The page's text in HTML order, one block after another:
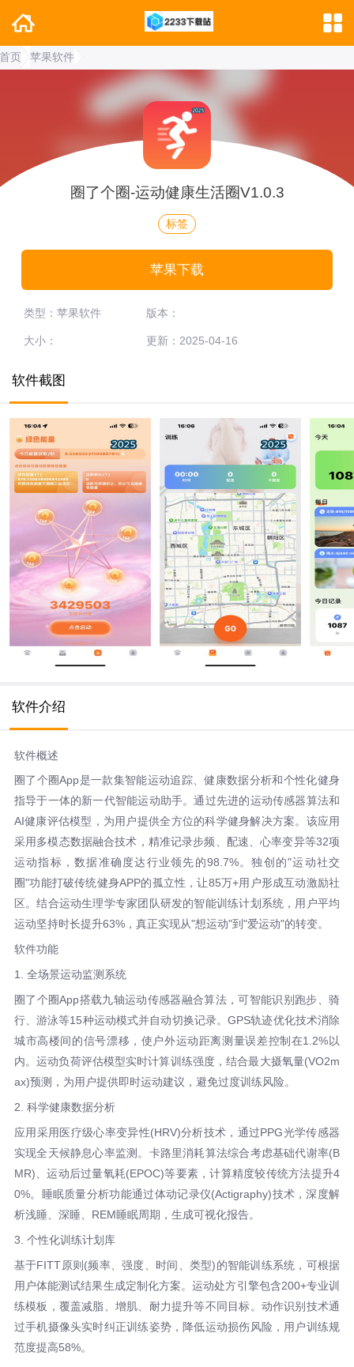
页 苹果软件
圈了个圈-运动健康生活圈V1.0.3
标签
苹果下载
类型：苹果软件 版本：
大小： 更新：2025-04-16
软件截图
软件介绍
软件概述
圈了个圈App是一款集智能运动追踪、健康数据分析和个性化健身
指导于一体的新一代智能运动助手。通过先进的运动传感器算法和
AI健康评估模型，为用户提供全方位的科学健身解决方案。该应用
采用多模态数据融合技术，精准记录步频、配速、心率变异等32项
运动指标，数据准确度达行业领先的98.7%。独创的"运动社交
圈"功能打破传统健身APP的孤立性，让85万+用户形成互动激励社
区。结合运动生理学专家团队研发的智能训练计划系统，用户平均
运动坚持时长提升63%，真正实现从"想运动"到"爱运动"的转变。
软件功能
1. 全场景运动监测系统
圈了个圈App搭载九轴运动传感器融合算法，可智能识别跑步、骑
行、游泳等15种运动模式并自动切换记录。GPS轨迹优化技术消除
城市高楼间的信号漂移，使户外运动距离测量误差控制在1.2%以
内。运动负荷评估模型实时计算训练强度，结合最大摄氧量(VO2m
ax)预测，为用户提供即时运动建议，避免过度训练风险。
2. 科学健康数据分析
应用采用医疗级心率变异性(HRV)分析技术，通过PPG光学传感器
实现全天候静息心率监测。卡路里消耗算法综合考虑基础代谢率(B
MR)、运动后过量氧耗(EPOC)等要素，计算精度较传统方法提升4
0%。睡眠质量分析功能通过体动记录仪(Actigraphy)技术，深度解
析浅睡、深睡、REM睡眠周期，生成可视化报告。
3. 个性化训练计划库
基于FITT原则(频率、强度、时间、类型)的智能训练系统，可根据
用户体能测试结果生成定制化方案。运动处方引擎包含200+专业训
练模板，覆盖减脂、增肌、耐力提升等不同目标。动作识别技术通
过手机摄像头实时纠正训练姿势，降低运动损伤风险，用户训练规
范度提高58%。